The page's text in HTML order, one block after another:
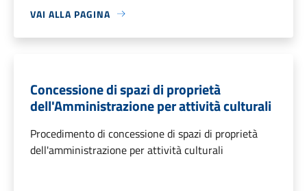
VAI ALLA PAGINA
Concessione di spazi di proprietà
dell'Amministrazione per attività culturali
Procedimento di concessione di spazi di proprietà
dell'amministrazione per attività culturali